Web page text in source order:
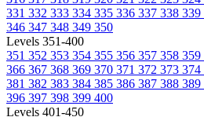
331 332 333 334 335 336 337 338 339
346 347 348 349 350
Levels 351-400
351 352 353 354 355 356 357 358 359
366 367 368 369 370 371 372 373 374
381 382 383 384 385 386 387 388 389
396 397 398 399 400
Levels 401-450